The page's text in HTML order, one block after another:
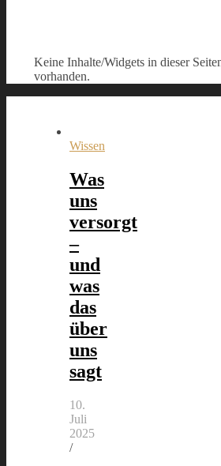
Keine Inhalte/Widgets in dieser
vorhanden.
Wissen
Was
uns
versorgt
–
und
was
das
über
uns
sagt
10.
Juli
2025
/